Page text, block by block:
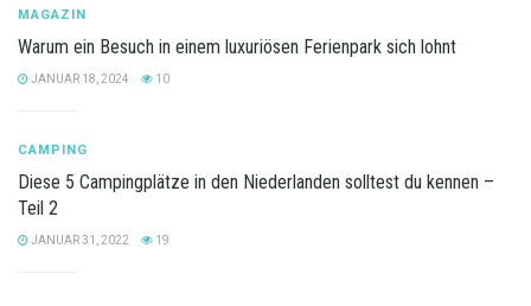
MAGAZIN
Warum ein Besuch in einem luxuriösen Ferienpark sich lohnt
JANUAR 18, 2024 10
CAMPING
Diese 5 Campingplätze in den Niederlanden solltest du kennen –
Teil 2
JANUAR 31, 2022 19